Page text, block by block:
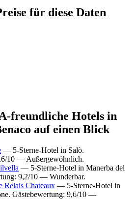
für diese Daten
freundliche Hotels in
auf einen Blick
— 5-Sterne-Hotel in Salò.
10 — Außergewöhnlich.
— 5-Sterne-Hotel in Manerba del
9,2/10 — Wunderbar.
Relais Chateaux — 5-Sterne-Hotel in
Gästebewertung: 9,6/10 —